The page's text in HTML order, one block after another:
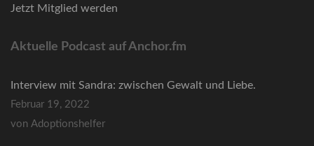
Jetzt Mitglied werden
Aktuelle Podcast auf Anchor.fm
Interview mit Sandra: zwischen Gewalt und Liebe.
Februar 19, 2022
von Adoptionshelfer